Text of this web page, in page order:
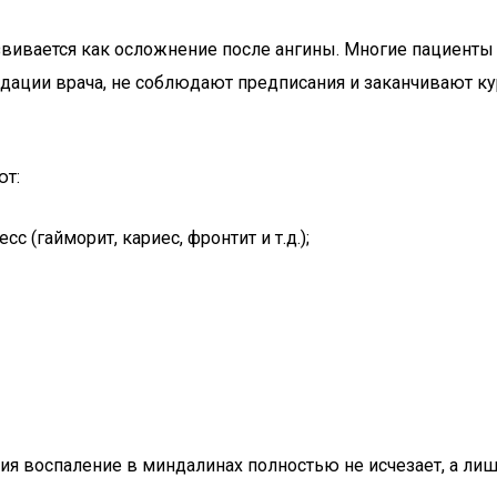
как осложнение после ангины. Многие
врача, не соблюдают предписания и заканчивают
(гайморит, кариес, фронтит и т.д.);
воспаление в миндалинах полностью не исчезает, а